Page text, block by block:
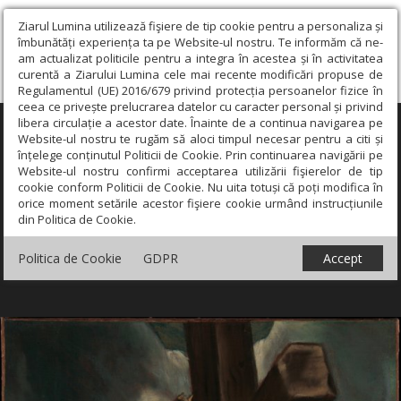
Ziarul Lumina utilizează fişiere de tip cookie pentru a personaliza și
îmbunătăți experiența ta pe Website-ul nostru. Te informăm că ne-
am actualizat politicile pentru a integra în acestea și în activitatea
curentă a Ziarului Lumina cele mai recente modificări propuse de
Regulamentul (UE) 2016/679 privind protecția persoanelor fizice în
ceea ce privește prelucrarea datelor cu caracter personal și privind
libera circulație a acestor date. Înainte de a continua navigarea pe
Website-ul nostru te rugăm să aloci timpul necesar pentru a citi și
înțelege conținutul Politicii de Cookie. Prin continuarea navigării pe
Website-ul nostru confirmi acceptarea utilizării fişierelor de tip
cookie conform Politicii de Cookie. Nu uita totuși că poți modifica în
orice moment setările acestor fişiere cookie urmând instrucțiunile
din Politica de Cookie.
Politica de Cookie GDPR Accept
×